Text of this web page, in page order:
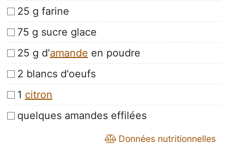
25 g farine
75 g sucre glace
25 g d'amande en poudre
2 blancs d'oeufs
1 citron
quelques amandes effilées
Données nutritionnelles